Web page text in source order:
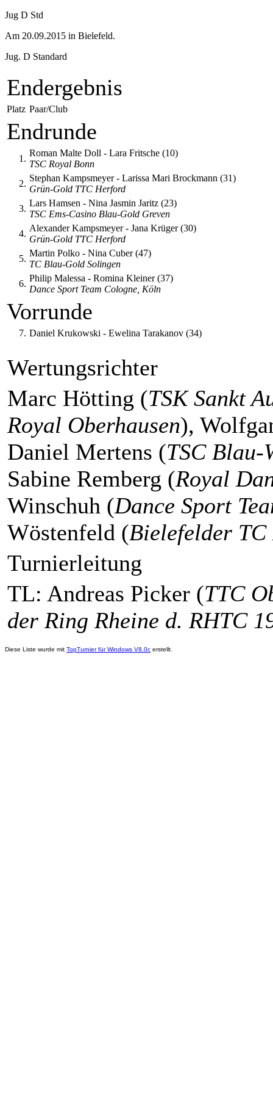
Jug D Std
Am 20.09.2015 in Bielefeld.
Jug. D Standard
Endergebnis
Platz Paar/Club
Endrunde
1.
Roman Malte Doll - Lara Fritsche (10)
TSC Royal Bonn
2.
Stephan Kampsmeyer - Larissa Mari Brockmann (31)
Grün-Gold TTC Herford
3.
Lars Hamsen - Nina Jasmin Jaritz (23)
TSC Ems-Casino Blau-Gold Greven
4.
Alexander Kampsmeyer - Jana Krüger (30)
Grün-Gold TTC Herford
5.
Martin Polko - Nina Cuber (47)
TC Blau-Gold Solingen
6.
Philip Malessa - Romina Kleiner (37)
Dance Sport Team Cologne, Köln
Vorrunde
7. Daniel Krukowski - Ewelina Tarakanov (34)
Wertungsrichter
Marc Hötting (TSK Sankt
Royal Oberhausen),
Daniel Mertens (TSC Blau-
Sabine Remberg (Royal
Winschuh (Dance Sport
Wöstenfeld (Bielefelder
Turnierleitung
TL: Andreas Picker (TTC
der Ring Rheine d. RHTC
Diese Liste wurde mit TopTurnier für Windows V8.0c erstellt.